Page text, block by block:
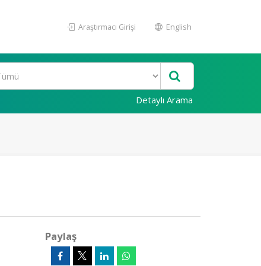
Araştırmacı Girişi English
Detaylı Arama
Paylaş